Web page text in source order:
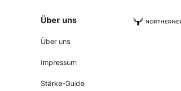
Über uns
Über uns
Impressum
Stärke-Guide